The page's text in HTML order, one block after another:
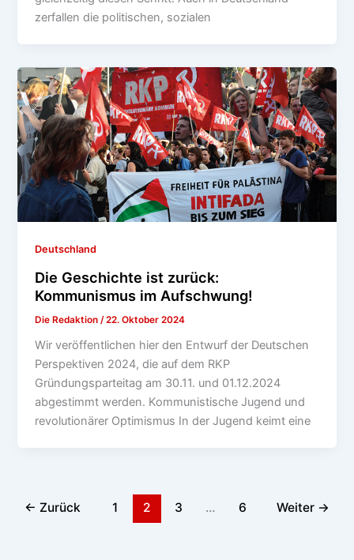
zerfallen die politischen, sozialen
Deutschland
Die Geschichte ist zurück:
Kommunismus im Aufschwung!
Die Redaktion /22. Oktober 2024
Wir veröffentlichen hier den Entwurf der Deutschen
Perspektiven 2024, die auf dem RKP
Gründungsparteitag am 30.11. und 01.12.2024
abgestimmt werden. Kommunistische Jugend und
revolutionärer Optimismus In der Jugend keimt eine
← Zurück 1 2 3 … 6 Weiter →